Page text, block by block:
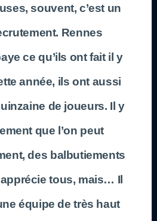
souvent, c’est un
Rennes
ce qu’ils ont fait il y
année, ils ont aussi
de joueurs. Il y
que l’on peut
des balbutiements
apprécie tous, mais… Il
équipe de très haut